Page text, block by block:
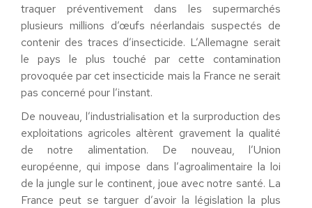
traquer préventivement dans les supermarchés
plusieurs millions d’œufs néerlandais suspectés de
contenir des traces d’insecticide. L’Allemagne serait
le pays le plus touché par cette contamination
provoquée par cet insecticide mais la France ne serait
pas concerné pour l’instant.
De nouveau, l’industrialisation et la surproduction des
exploitations agricoles altèrent gravement la qualité
de notre alimentation. De nouveau, l’Union
européenne, qui impose dans l’agroalimentaire la loi
de la jungle sur le continent, joue avec notre santé. La
France peut se targuer d’avoir la législation la plus